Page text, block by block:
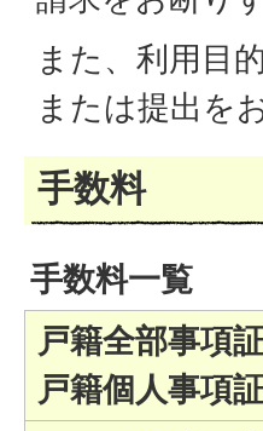
また、利用目
または提出を
手数料
手数料一覧
戸籍全部事項
戸籍個人事項